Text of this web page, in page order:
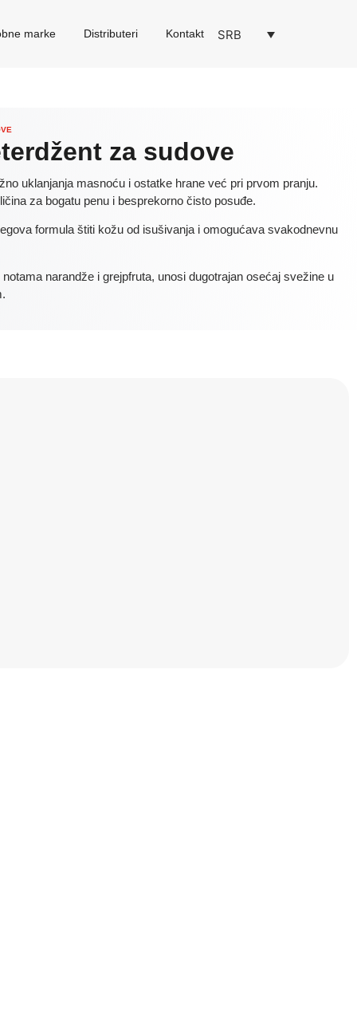
marke Distributeri Kontakt SRB
za sudove
uklanjanja masnoću i ostatke hrane već pri prvom pranju.
za bogatu penu i besprekorno čisto posuđe.
formula štiti kožu od isušivanja i omogućava svakodnevnu
narandže i grejpfruta, unosi dugotrajan osećaj svežine u